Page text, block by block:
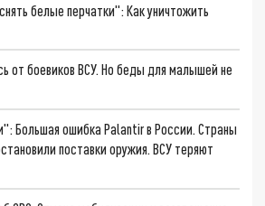
белые перчатки": Как уничтожить
от боевиков ВСУ. Но беды для малышей не
Большая ошибка Palantir в России. Страны
поставки оружия. ВСУ теряют